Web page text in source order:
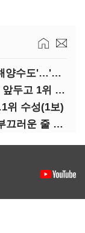
(민선 9기 한 달)④막 오른 '글로벌 해양수도'…'전재수 리더십' 시험대
김민석 누적 46.01%…'격전지' 호남 앞두고 1위 지켰다(2보)
위 수성(1보)
최민희 "골리앗 김민석"…임미애 "부끄러운 줄 알아야"